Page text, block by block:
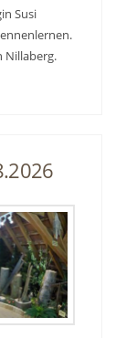
Susi
Nillaberg.